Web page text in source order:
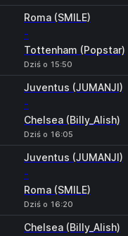
Roma (SMILE)
-
Tottenham (Popstar)
Dziś o 15:50
Juventus (JUMANJI)
-
Chelsea (Billy_Alish)
Dziś o 16:05
Juventus (JUMANJI)
-
Roma (SMILE)
Dziś o 16:20
Chelsea (Billy_Alish)